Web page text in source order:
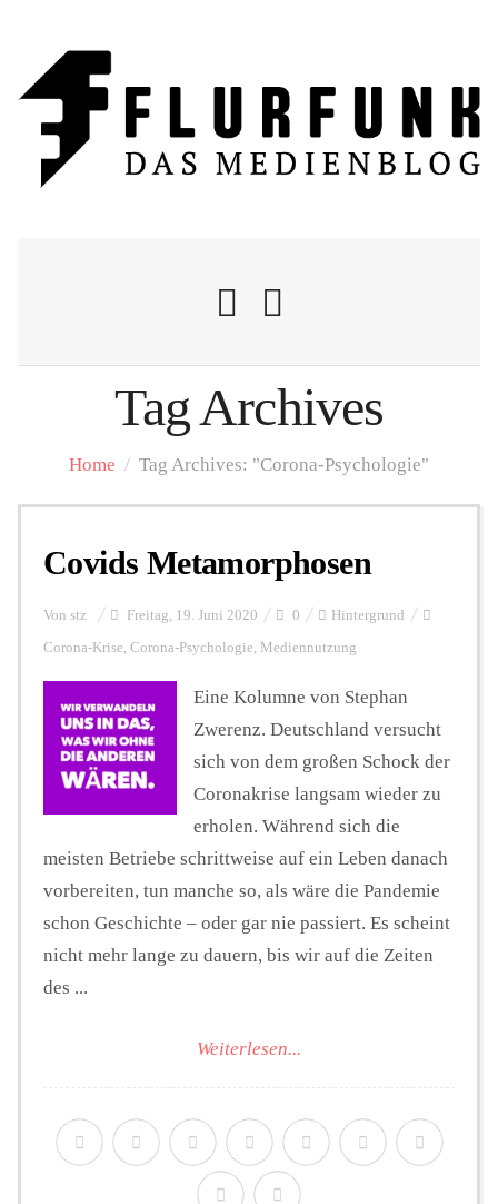
Nachrichten
Personalien
Hintergrund
FUNKTURM-Beiträge
Podcast
Seminare
Tag Archives
Home / Tag Archives: "Corona-Psychologie"
Covids Metamorphosen
Von stz Freitag, 19. Juni 2020 0 Hintergrund
Corona-Krise, Corona-Psychologie, Mediennutzung
Eine Kolumne von Stephan
Zwerenz. Deutschland versucht
sich von dem großen Schock der
Coronakrise langsam wieder zu
erholen. Während sich die
meisten Betriebe schrittweise auf ein Leben danach
vorbereiten, tun manche so, als wäre die Pandemie
schon Geschichte – oder gar nie passiert. Es scheint
nicht mehr lange zu dauern, bis wir auf die Zeiten
des ...
Weiterlesen...